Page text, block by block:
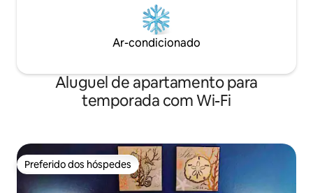
Ar-condicionado
Aluguel de apartamento para
temporada com Wi-Fi
Preferido dos hóspedes
Preferido dos hóspedes